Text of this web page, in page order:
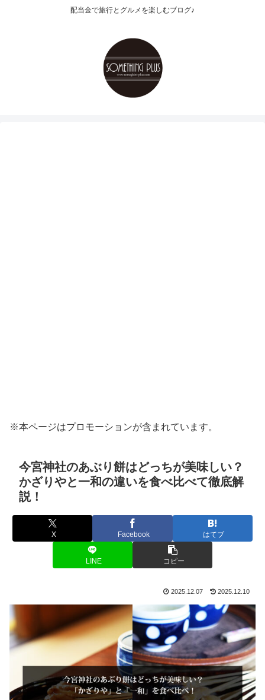
配当金で旅行とグルメを楽しむブログ♪
※本ページはプロモーションが含まれています。
今宮神社のあぶり餅はどっちが美味しい？
かざりやと一和の違いを食べ比べて徹底解
説！
X Facebook はてブ
LINE コピー
2025.12.07 2025.12.10